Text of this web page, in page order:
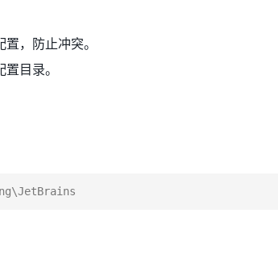
，防止冲突。
目录。